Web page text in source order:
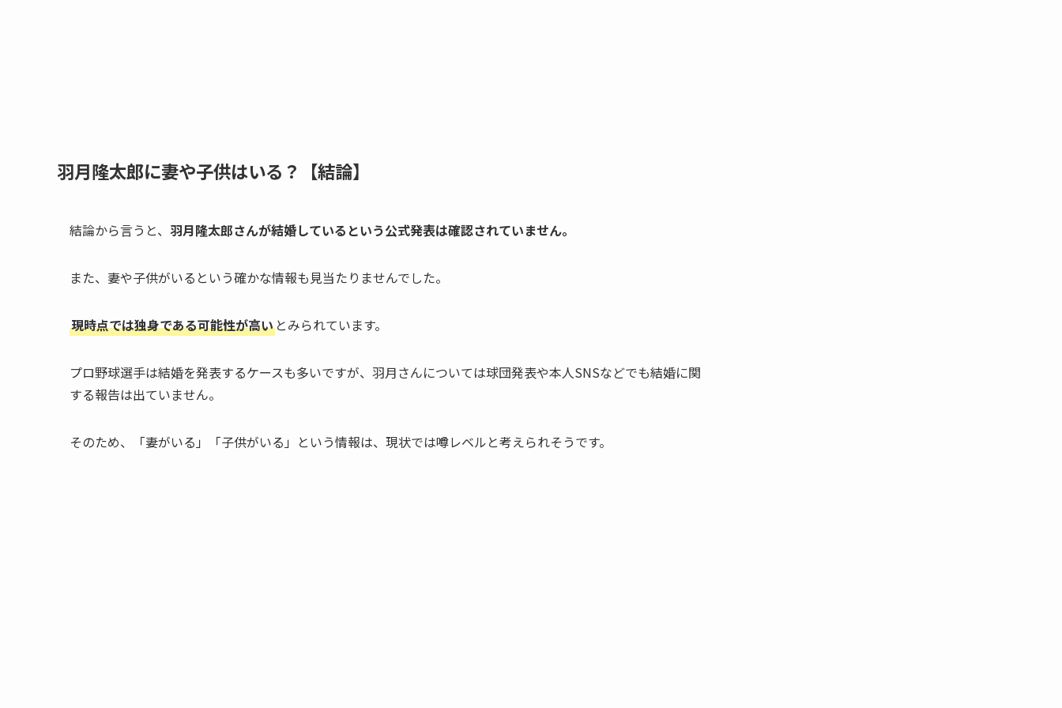
羽月隆太郎に妻や子供はいる？【結論】
結論から言うと、 羽月隆太郎さんが結婚しているという公式発表は確認されていません。
また、妻や子供がいるという確かな情報も見当たりませんでした。
現時点では独身である可能性が高い とみられています。
プロ野球選手は結婚を発表するケースも多いですが、羽月さんについては球団発表や本人SNSなどでも結婚に関
する報告は出ていません。
そのため、「妻がいる」「子供がいる」という情報は、現状では噂レベルと考えられそうです。